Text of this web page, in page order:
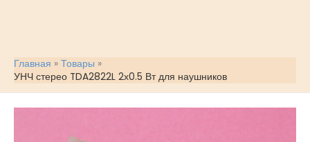
Главная
Товары
УНЧ стерео TDA2822L 2х0.5 Вт для наушников